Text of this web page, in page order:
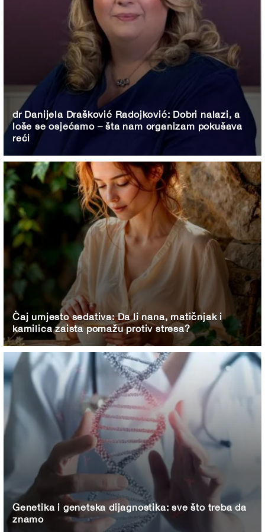
dr Danijela Drašković Radojković: Dobri nalazi, a
loše se osjećamo – šta nam organizam pokušava
reći
Čaj umjesto sedativa: Da li nana, matičnjak i
kamilica zaista pomažu protiv stresa?
Genetika i genetska dijagnostika: sve što treba da
znamo